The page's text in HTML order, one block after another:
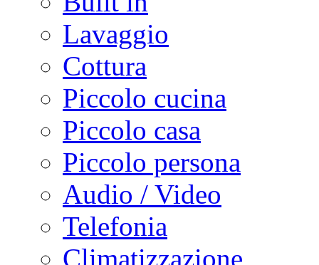
Lavaggio
Cottura
Piccolo cucina
Piccolo casa
Piccolo persona
Audio / Video
Telefonia
Climatizzazione